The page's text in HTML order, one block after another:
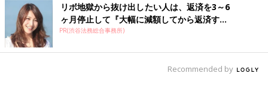
リボ地獄から抜け出したい人は、返済を3～6
ヶ月停止して『大幅に減額してから返済す...
PR(渋谷法務総合事務所)
Recommended by